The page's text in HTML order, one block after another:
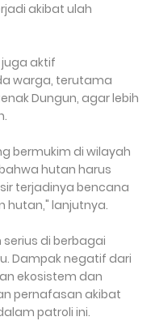
akibat ulah
juga aktif
warga, terutama
Dungun, agar lebih
bermukim di wilayah
hutan harus
terjadinya bencana
hutan," lanjutnya.
di berbagai
Dampak negatif dari
ekosistem dan
pernafasan akibat
patroli ini.